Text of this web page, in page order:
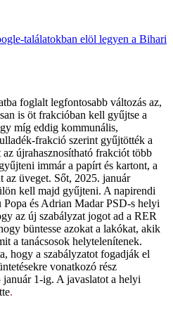
találatokban elöl legyen a Bihari
foglalt legfontosabb változás az,
is öt frakcióban kell gyűjtse a
míg eddig kommunális,
frakció szerint gyűjtötték a
az újrahasznosítható frakciót több
immár a papírt és kartont, a
az üveget. Sőt, 2025. január
kell majd gyűjteni. A napirendi
és Adrian Madar PSD-s helyi
az új szabályzat jogot ad a RER
büntesse azokat a lakókat, akik
a tanácsosok helytelenítenek.
hogy a szabályzatot fogadják el
vonatkozó rész
január 1-ig. A javaslatot a helyi
.